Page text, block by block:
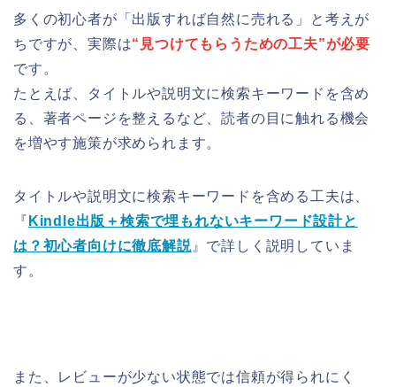
多くの初心者が「出版すれば自然に売れる」と考えが
ちですが、実際は“見つけてもらうための工夫”が必要
です。
たとえば、タイトルや説明文に検索キーワードを含め
る、著者ページを整えるなど、読者の目に触れる機会
を増やす施策が求められます。
タイトルや説明文に検索キーワードを含める工夫は、
『 Kindle出版＋検索で埋もれないキーワード設計と
は？初心者向けに徹底解説』で詳しく説明していま
す。
また、レビューが少ない状態では信頼が得られにく